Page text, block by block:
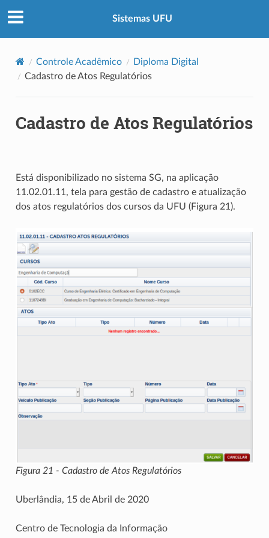
Sistemas UFU
Controle Acadêmico
Diploma Digital
Cadastro de Atos Regulatórios
Cadastro de Atos Regulatórios
Está disponibilizado no sistema SG, na aplicação
11.02.01.11, tela para gestão de cadastro e atualização
dos atos regulatórios dos cursos da UFU (Figura 21).
Figura 21 - Cadastro de Atos Regulatórios
Uberlândia, 15 de Abril de 2020
Centro de Tecnologia da Informação